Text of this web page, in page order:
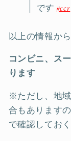
です #ccr
以上の情報か
コンビニ、 ス
ります
※ただし、地
合もあります
で確認してお